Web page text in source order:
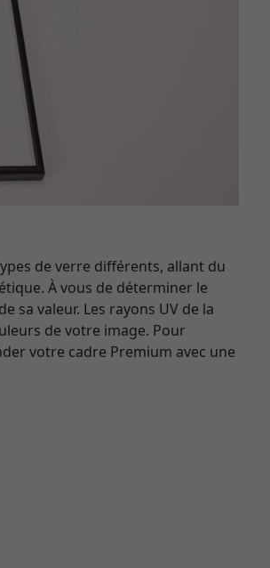
de verre différents, allant du
À vous de déterminer le
valeur. Les rayons UV de la
de votre image. Pour
votre cadre Premium avec une